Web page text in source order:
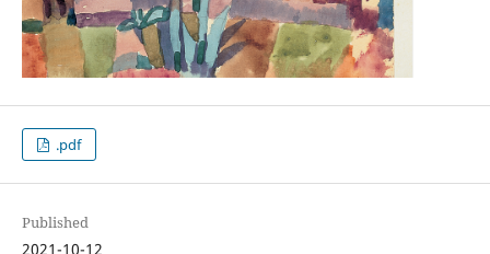
.pdf
Published
2021-10-12